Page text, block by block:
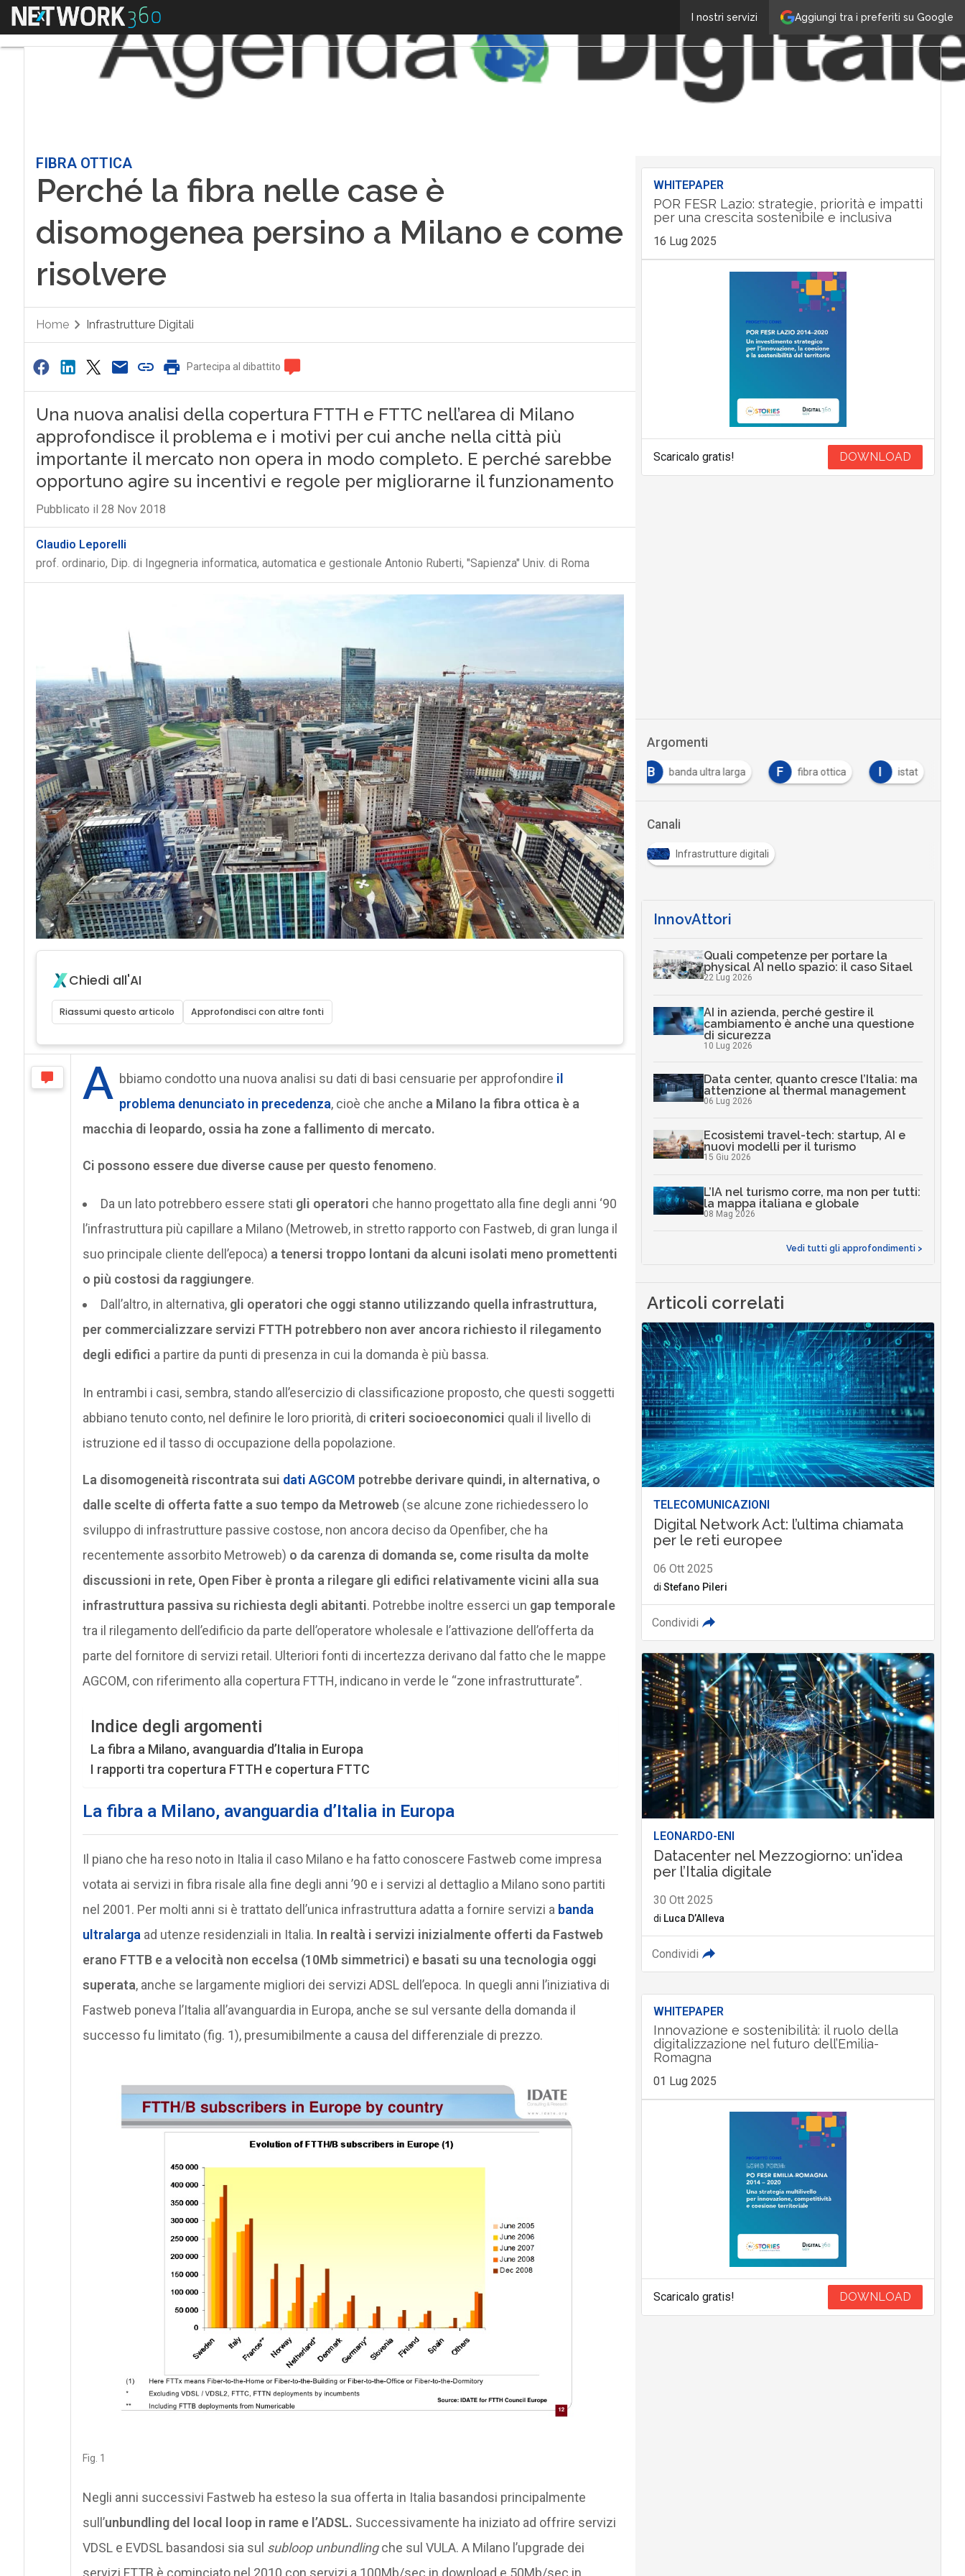
Aggiungi tra i preferiti su Google
I nostri servizi
Menu
FIBRA OTTICA
Perché la fibra nelle case è
disomogenea persino a Milano e come
risolvere
Home Infrastrutture Digitali
Partecipa al dibattito
Una nuova analisi della copertura FTTH e FTTC nell’area di Milano
approfondisce il problema e i motivi per cui anche nella città più
importante il mercato non opera in modo completo. E perché sarebbe
opportuno agire su incentivi e regole per migliorarne il funzionamento
Pubblicato il 28 Nov 2018
Claudio Leporelli
prof. ordinario, Dip. di Ingegneria informatica, automatica e gestionale Antonio Ruberti, "Sapienza" Univ. di Roma
Chiedi all'AI
Riassumi questo articolo Approfondisci con altre fonti
A bbiamo condotto una nuova analisi su dati di basi censuarie per approfondire il
problema denunciato in precedenza, cioè che anche a Milano la fibra ottica è a
macchia di leopardo, ossia ha zone a fallimento di mercato.
Ci possono essere due diverse cause per questo fenomeno.
Da un lato potrebbero essere stati gli operatori che hanno progettato alla fine degli anni ‘90
l’infrastruttura più capillare a Milano (Metroweb, in stretto rapporto con Fastweb, di gran lunga il
suo principale cliente dell’epoca) a tenersi troppo lontani da alcuni isolati meno promettenti
o più costosi da raggiungere.
Dall’altro, in alternativa, gli operatori che oggi stanno utilizzando quella infrastruttura,
per commercializzare servizi FTTH potrebbero non aver ancora richiesto il rilegamento
degli edifici a partire da punti di presenza in cui la domanda è più bassa.
In entrambi i casi, sembra, stando all’esercizio di classificazione proposto, che questi soggetti
abbiano tenuto conto, nel definire le loro priorità, di criteri socioeconomici quali il livello di
istruzione ed il tasso di occupazione della popolazione.
La disomogeneità riscontrata sui dati AGCOM potrebbe derivare quindi, in alternativa, o
dalle scelte di offerta fatte a suo tempo da Metroweb(se alcune zone richiedessero lo
sviluppo di infrastrutture passive costose, non ancora deciso da Openfiber, che ha
recentemente assorbito Metroweb) o da carenza di domanda se, come risulta da molte
discussioni in rete, Open Fiber è pronta a rilegare gli edifici relativamente vicini alla sua
infrastruttura passiva su richiesta degli abitanti. Potrebbe inoltre esserci un gap temporale
tra il rilegamento dell’edificio da parte dell’operatore wholesale e l’attivazione dell’offerta da
parte del fornitore di servizi retail. Ulteriori fonti di incertezza derivano dal fatto che le mappe
AGCOM, con riferimento alla copertura FTTH, indicano in verde le “zone infrastrutturate”.
Indice degli argomenti
La fibra a Milano, avanguardia d’Italia in Europa
I rapporti tra copertura FTTH e copertura FTTC
La fibra a Milano, avanguardia d’Italia in Europa
Il piano che ha reso noto in Italia il caso Milano e ha fatto conoscere Fastweb come impresa
votata ai servizi in fibra risale alla fine degli anni ’90 e i servizi al dettaglio a Milano sono partiti
nel 2001. Per molti anni si è trattato dell’unica infrastruttura adatta a fornire servizi a banda
ultralarga ad utenze residenziali in Italia. In realtà i servizi inizialmente offerti da Fastweb
erano FTTB e a velocità non eccelsa (10Mb simmetrici) e basati su una tecnologia oggi
superata, anche se largamente migliori dei servizi ADSL dell’epoca. In quegli anni l’iniziativa di
Fastweb poneva l’Italia all’avanguardia in Europa, anche se sul versante della domanda il
successo fu limitato (fig. 1), presumibilmente a causa del differenziale di prezzo.
Fig. 1
Negli anni successivi Fastweb ha esteso la sua offerta in Italia basandosi principalmente
sull’unbundling del local loop in rame e l’ADSL. Successivamente ha iniziato ad offrire servizi
VDSL e EVDSL basandosi sia sul subloop unbundlingche sul VULA. A Milano l’upgrade dei
servizi FTTB è cominciato nel 2010 con servizi a 100Mb/sec in download e 50Mb/sec in
WHITEPAPER
POR FESR Lazio: strategie, priorità e impatti
per una crescita sostenibile e inclusiva
16 Lug 2025
Scaricalo gratis! DOWNLOAD
Argomenti
B banda ultra larga F fibra ottica istat
Canali
Infrastrutture digitali
InnovAttori
Quali competenze per portare la
physical AI nello spazio: il caso Sitael
22 Lug 2026
AI in azienda, perché gestire il
cambiamento è anche una questione
di sicurezza
10 Lug 2026
Data center, quanto cresce l’Italia: ma
attenzione al thermal management
06 Lug 2026
Ecosistemi travel-tech: startup, AI e
nuovi modelli per il turismo
15 Giu 2026
L’IA nel turismo corre, ma non per tutti:
la mappa italiana e globale
08 Mag 2026
Vedi tutti gli approfondimenti >
Articoli correlati
TELECOMUNICAZIONI
Digital Network Act: l’ultima chiamata
per le reti europee
06 Ott 2025
di Stefano Pileri
Condividi
LEONARDO-ENI
Datacenter nel Mezzogiorno: un'idea
per l’Italia digitale
30 Ott 2025
di Luca D’Alleva
Condividi
WHITEPAPER
Innovazione e sostenibilità: il ruolo della
digitalizzazione nel futuro dell’Emilia-
Romagna
01 Lug 2025
Scaricalo gratis! DOWNLOAD